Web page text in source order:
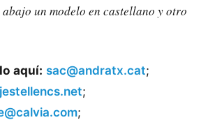
un modelo en castellano y otro
aquí: sac@andratx.cat;
;
;